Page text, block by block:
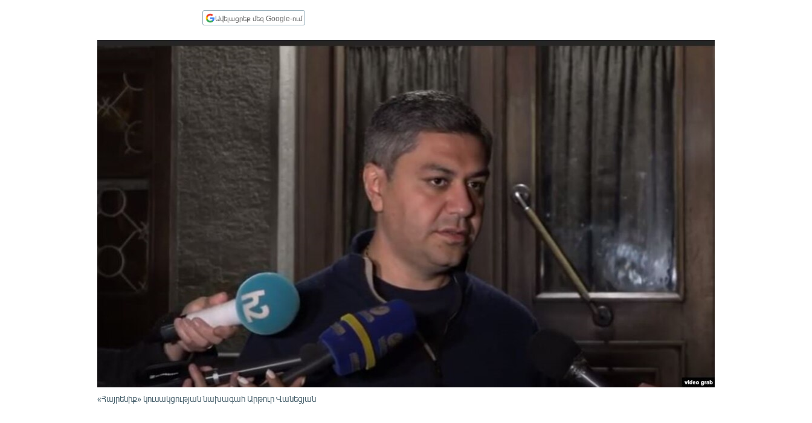
ՁԳՏԵԼՈՎ ԼԱՎԱԳՈՒՅՆԻՆ
Ավելացրեք մեզ Google-ում
«Հայրենիք» կուսակցության նախագահ Արթուր Վանեցյան